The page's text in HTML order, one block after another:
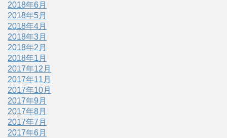
2018年6月
2018年5月
2018年4月
2018年3月
2018年2月
2018年1月
2017年12月
2017年11月
2017年10月
2017年9月
2017年8月
2017年7月
2017年6月